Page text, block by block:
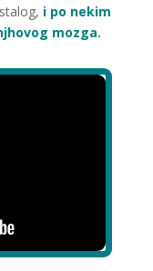
i po nekim
mozga.